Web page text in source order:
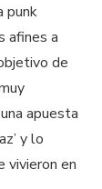
punk
afines a
de
apuesta
y lo
vivieron en